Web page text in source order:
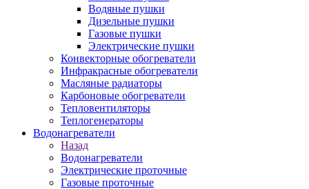
Водяные пушки
Дизельные пушки
Газовые пушки
Электрические пушки
Конвекторные обогреватели
Инфракрасные обогреватели
Масляные радиаторы
Карбоновые обогреватели
Тепловентиляторы
Теплогенераторы
Водонагреватели
Назад
Водонагреватели
Электрические проточные
Газовые проточные